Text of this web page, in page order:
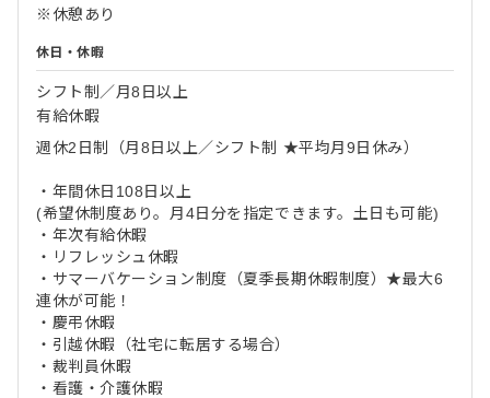
※休憩あり
休日・休暇
シフト制／月8日以上
有給休暇
週休2日制（月8日以上／シフト制 ★平均月9日休み）
・年間休日108日以上
(希望休制度あり。月4日分を指定できます。土日も可能)
・年次有給休暇
・リフレッシュ休暇
・サマーバケーション制度（夏季長期休暇制度）★最大6
連休が可能！
・慶弔休暇
・引越休暇（社宅に転居する場合）
・裁判員休暇
・看護・介護休暇